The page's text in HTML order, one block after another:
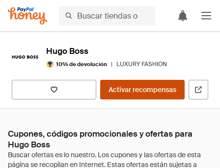
Hugo Boss
10% de devolución | LUXURY FASHION
Activar recompensas
Cupones, códigos promocionales y ofertas para
Hugo Boss